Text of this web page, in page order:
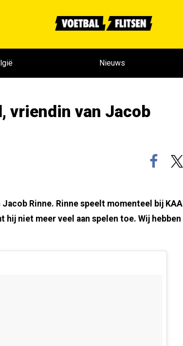
Nieuws
vriendin van Jacob
Rinne. Rinne speelt momenteel bij KAA
hij niet meer veel aan spelen toe. Wij hebben